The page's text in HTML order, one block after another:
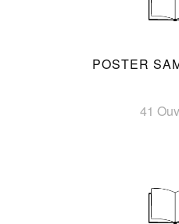
POSTER
41